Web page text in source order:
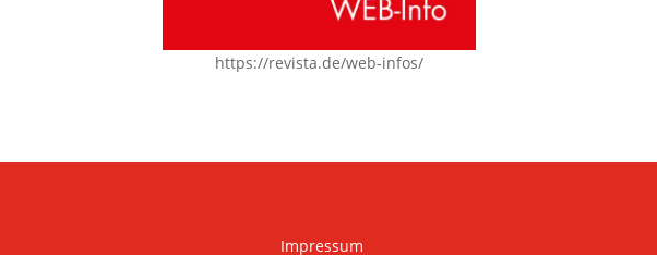
https://revista.de/web-infos/
Impressum